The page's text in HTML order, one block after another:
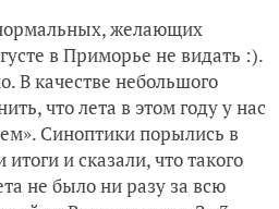
желающих
в Приморье не видать :).
В качестве небольшого
что лета в этом году у нас
Синоптики порылись в
и сказали, что такого
не было ни разу за всю